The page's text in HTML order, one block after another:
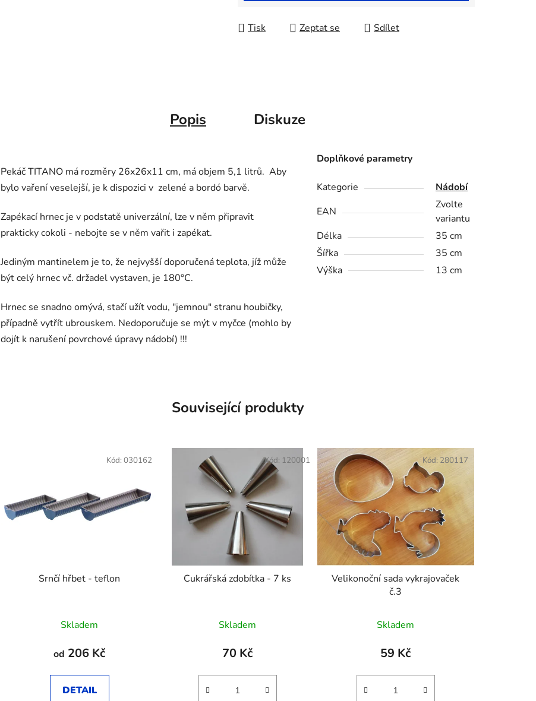
Tisk Zeptat se Sdílet
Popis Diskuze
Pekáč TITANO má rozměry 26x26x11 cm, má objem 5,1 litrů. Aby
bylo vaření veselejší, je k dispozici v zelené a bordó barvě.
Zapékací hrnec je v podstatě univerzální, lze v něm připravit
prakticky cokoli - nebojte se v něm vařit i zapékat.
Jediným mantinelem je to, že nejvyšší doporučená teplota, jíž může
být celý hrnec vč. držadel vystaven, je 180°C.
Hrnec se snadno omývá, stačí užít vodu, "jemnou" stranu houbičky,
případně vytřít ubrouskem. Nedoporučuje se mýt v myčce (mohlo by
dojít k narušení povrchové úpravy nádobí) !!!
Doplňkové parametry
Kategorie
Nádobí
EAN
Zvolte
variantu
Délka
35 cm
Šířka
35 cm
Výška
13 cm
Související produkty
Srnčí hřbet - teflon
Skladem
od 206 Kč
DETAIL
Kód: 030162
Cukrářská zdobítka - 7 ks
Skladem
70 Kč
Kód: 120001
Velikonoční sada vykrajovaček
č.3
Skladem
59 Kč
Kód: 280117